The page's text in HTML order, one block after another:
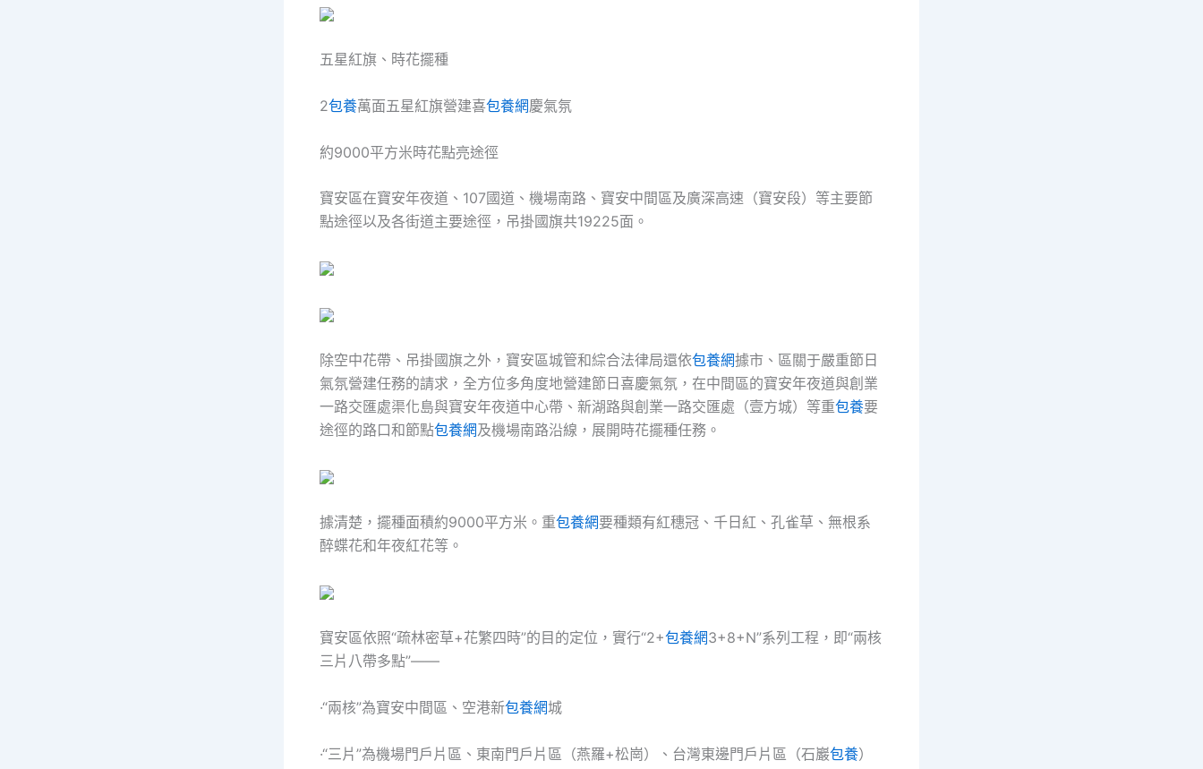
五星紅旗、時花擺種
2包養萬面五星紅旗營建喜包養網慶氣氛
約9000平方米時花點亮途徑
寶安區在寶安年夜道、107國道、機場南路、寶安中間區及廣深高速（寶安段）等主要節
點途徑以及各街道主要途徑，吊掛國旗共19225面。
除空中花帶、吊掛國旗之外，寶安區城管和綜合法律局還依包養網據市、區關于嚴重節日
氣氛營建任務的請求，全方位多角度地營建節日喜慶氣氛，在中間區的寶安年夜道與創業
一路交匯處渠化島與寶安年夜道中心帶、新湖路與創業一路交匯處（壹方城）等重包養要
途徑的路口和節點包養網及機場南路沿線，展開時花擺種任務。
據清楚，擺種面積約9000平方米。重包養網要種類有紅穗冠、千日紅、孔雀草、無根系
醉蝶花和年夜紅花等。
寶安區依照“疏林密草+花繁四時”的目的定位，實行“2+包養網3+8+N”系列工程，即“兩核
三片八帶多點”——
·“兩核”為寶安中間區、空港新包養網城
·“三片”為機場門戶片區、東南門戶片區（燕羅+松崗）、台灣東邊門戶片區（石巖包養）